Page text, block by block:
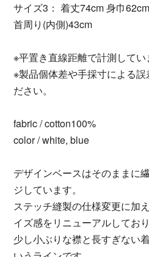
サイズ3： 着丈74cm 身巾
首周り(内側)43cm
※平置き直線距離で計測してい
※製品個体差や手採寸による誤
ださい。
fabric / cotton100%
color / white, blue
デザインベースはそのままに
ジしています。
ステッチ縫製の仕様変更に加
イズ感をリニューアルしており
少し小ぶりな襟と長すぎない